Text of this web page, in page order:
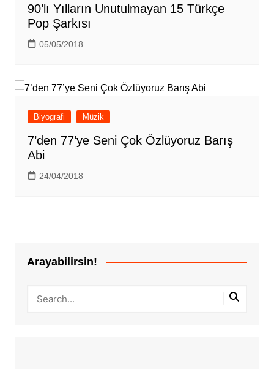
90’lı Yılların Unutulmayan 15 Türkçe
Pop Şarkısı
05/05/2018
Biyografi Müzik
7’den 77’ye Seni Çok Özlüyoruz Barış
Abi
24/04/2018
Arayabilirsin!